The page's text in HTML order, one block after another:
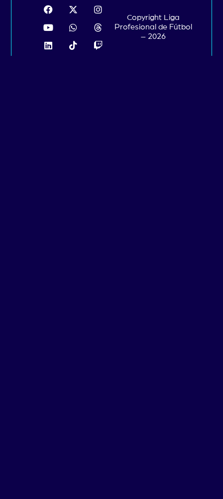
Copyright Liga
Profesional de Fútbol
– 2026